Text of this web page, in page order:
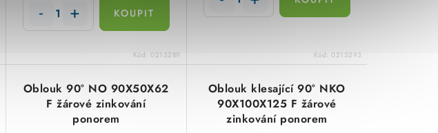
Kód:0215289 Kód:0215293
Oblouk 90° NO 90X50X62
F žárové zinkování
ponorem
Oblouk klesající 90° NKO
90X100X125 F žárové
zinkování ponorem